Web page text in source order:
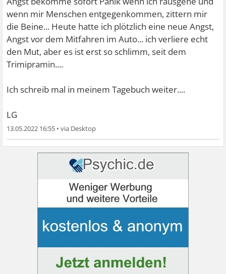
wenn mir Menschen entgegenkommen, zittern mir
die Beine... Heute hatte ich plötzlich eine neue Angst,
Angst vor dem Mitfahren im Auto... ich verliere echt
den Mut, aber es ist erst so schlimm, seit dem
Trimipramin....
Ich schreib mal in meinem Tagebuch weiter....
LG
13.05.2022 16:55 •